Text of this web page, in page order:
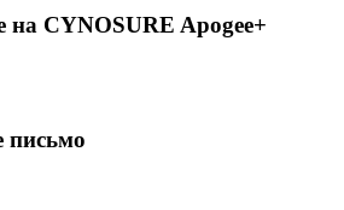
на CYNOSURE Apogee+
письмо